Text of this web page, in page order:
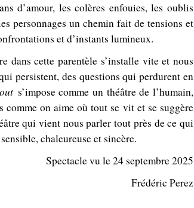
d’amour, les colères enfouies, les oublis
personnages un chemin fait de tensions et
et d’instants lumineux.
dans cette parentèle s’installe vite et nous
persistent, des questions qui perdurent en
s’impose comme un théâtre de l’humain,
on aime où tout se vit et se suggère
qui vient nous parler tout près de ce qui
chaleureuse et sincère.
Spectacle vu le 24 septembre 2025
Frédéric Perez